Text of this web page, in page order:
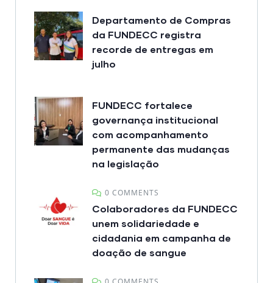
Departamento de Compras
da FUNDECC registra
recorde de entregas em
julho
FUNDECC fortalece
governança institucional
com acompanhamento
permanente das mudanças
na legislação
0 COMMENTS
Colaboradores da FUNDECC
unem solidariedade e
cidadania em campanha de
doação de sangue